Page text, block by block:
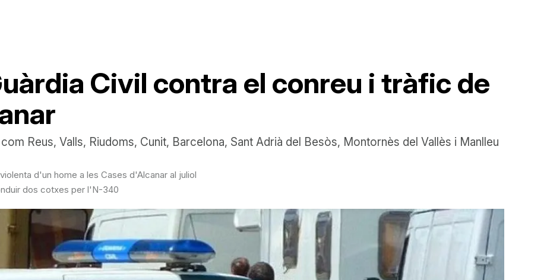
Civil contra el conreu i tràfic de
Reus, Valls, Riudoms, Cunit, Barcelona, Sant Adrià del Besòs, Montornès del Vallès i Manlleu
d'un home a les Cases d'Alcanar al juliol
dos cotxes per l'N-340